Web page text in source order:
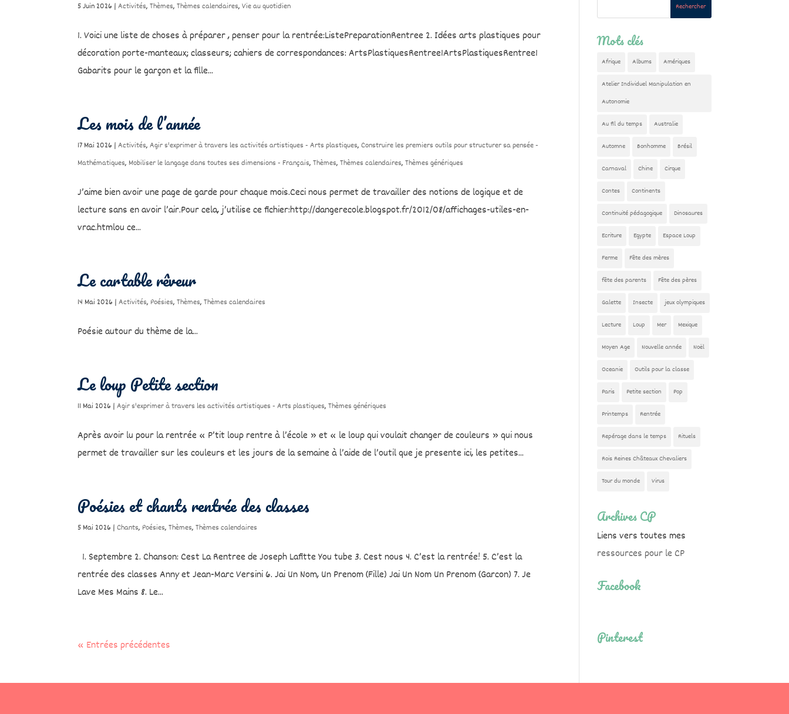
5 Juin 2026 | Activités, Thèmes, Thèmes calendaires, Vie au quotidien
1. Voici une liste de choses à préparer , penser pour la rentrée:ListePreparationRentree 2. Idées arts plastiques pour
décoration porte-manteaux; classeurs; cahiers de correspondances: ArtsPlastiquesRentree1ArtsPlastiquesRentree1
Gabarits pour le garçon et la fille...
Les mois de l’année
17 Mai 2026 | Activités, Agir s'exprimer à travers les activités artistiques - Arts plastiques, Construire les premiers outils pour structurer sa pensée -
Mathématiques, Mobiliser le langage dans toutes ses dimensions - Français, Thèmes, Thèmes calendaires, Thèmes génériques
J’aime bien avoir une page de garde pour chaque mois.Ceci nous permet de travailler des notions de logique et de
lecture sans en avoir l’air.Pour cela, j’utilise ce fichier:http://dangerecole.blogspot.fr/2012/08/affichages-utiles-en-
vrac.htmlou ce...
Le cartable rêveur
14 Mai 2026 | Activités, Poésies, Thèmes, Thèmes calendaires
Poésie autour du thème de la...
Le loup Petite section
11 Mai 2026 | Agir s'exprimer à travers les activités artistiques - Arts plastiques, Thèmes génériques
Après avoir lu pour la rentrée « P’tit loup rentre à l’école » et « le loup qui voulait changer de couleurs » qui nous
permet de travailler sur les couleurs et les jours de la semaine à l’aide de l’outil que je presente ici, les petites...
Poésies et chants rentrée des classes
5 Mai 2026 | Chants, Poésies, Thèmes, Thèmes calendaires
1. Septembre 2. Chanson: Cest La Rentree de Joseph Lafitte You tube 3. Cest nous 4. C’est la rentrée! 5. C’est la
rentrée des classes Anny et Jean-Marc Versini 6. Jai Un Nom, Un Prenom (Fille) Jai Un Nom Un Prenom (Garcon) 7. Je
Lave Mes Mains 8. Le...
« Entrées précédentes
Mots clés
Afrique Albums Amériques
Atelier Individuel Manipulation en
Autonomie
Au fil du temps Australie
Automne Bonhomme Brésil
Carnaval Chine Cirque
Contes Continents
Continuité pédagogique Dinosaures
Ecriture Egypte Espace Loup
Ferme Fête des mères
fête des parents Fête des pères
Galette Insecte jeux olympiques
Lecture Loup Mer Mexique
Moyen Age Nouvelle année Noël
Oceanie Outils pour la classe
Paris Petite section Pop
Printemps Rentrée
Repérage dans le temps Rituels
Rois Reines Châteaux Chevaliers
Tour du monde Virus
Archives CP
Liens vers toutes mes
ressources pour le CP
Facebook
Pinterest